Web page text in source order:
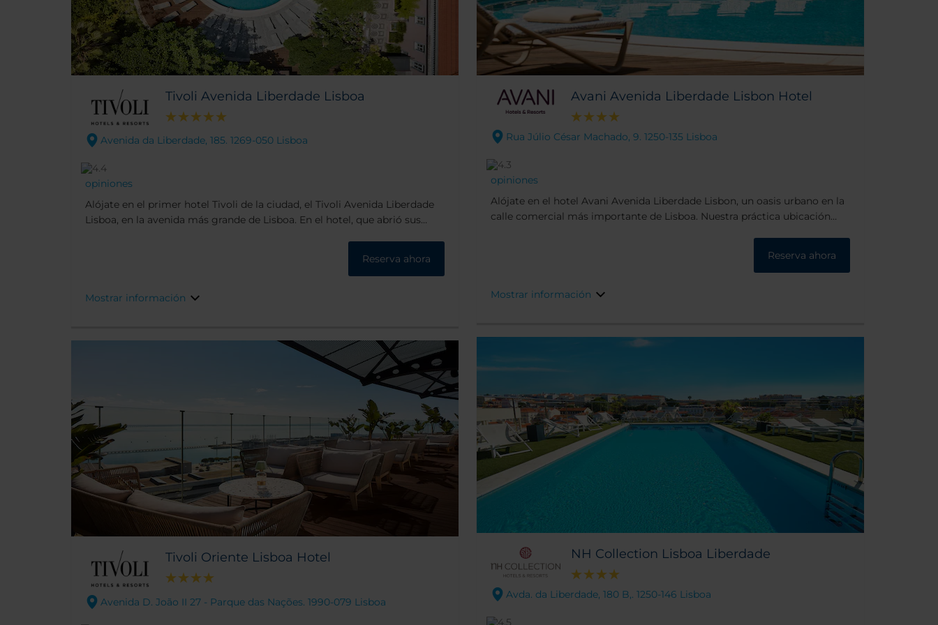
Tivoli Avenida Liberdade Lisboa
Avenida da Liberdade, 185. 1269-050 Lisboa
opiniones
Alójate en el primer hotel Tivoli de la ciudad, el Tivoli Avenida Liberdade
Lisboa, en la avenida más grande de Lisboa. En el hotel, que abrió sus
restaurantes y bares, a pocos minutos de los animados barrios de
encontrarás a un paseo de los lugares imprescindibles de Lisboa.
Reserva ahora
Mostrar información
Avani Avenida Liberdade Lisbon Hotel
Rua Júlio César Machado, 9. 1250-135 Lisboa
opiniones
Alójate en el hotel Avani Avenida Liberdade Lisbon, un oasis urbano en la
calle comercial más importante de Lisboa. Nuestra práctica ubicación
Reserva ahora
Mostrar información
NH Collection Lisboa Liberdade
Avda. da Liberdade, 180 B,. 1250-146 Lisboa
Tivoli Oriente Lisboa Hotel
Avenida D. João II 27 - Parque das Nações. 1990-079 Lisboa